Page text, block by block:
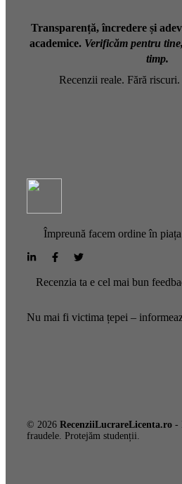
Transparență, încredere și
academice. Verificăm pentru
timp.
Recenzii reale. Fără
Împreună facem ordine în
Recenzia ta e cel mai bun
Nu mai fi victima țepei –
© 2026 RecenziiLucrareLicenta.ro -
fraudele. Protejăm studenții.